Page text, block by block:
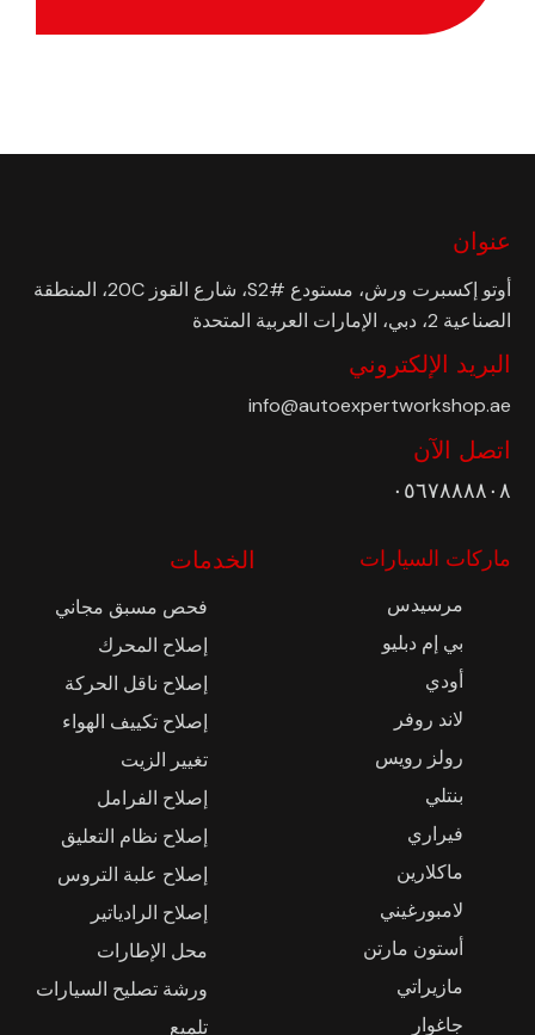
عنوان
أوتو إكسبرت ورش، مستودع #S2، شارع القوز 20C، المنطقة
الصناعية 2، دبي، الإمارات العربية المتحدة
البريد الإلكتروني
info@autoexpertworkshop.ae
اتصل الآن
٠٥٦٧٨٨٨٨٠٨
ماركات السيارات
مرسيدس
بي إم دبليو
أودي
لاند روفر
رولز رويس
بنتلي
فيراري
ماكلارين
لامبورغيني
أستون مارتن
مازيراتي
جاغوار
الخدمات
فحص مسبق مجاني
إصلاح المحرك
إصلاح ناقل الحركة
إصلاح تكييف الهواء
تغيير الزيت
إصلاح الفرامل
إصلاح نظام التعليق
إصلاح علبة التروس
إصلاح الرادياتير
محل الإطارات
ورشة تصليح السيارات
تلميع